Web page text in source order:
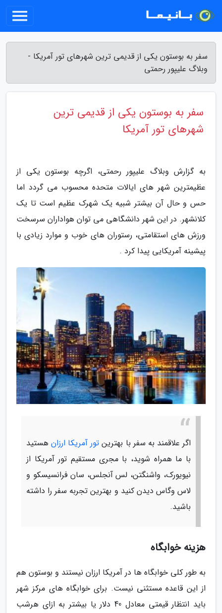
سفر به بوستون یکی از قدیمی ترین شهرهای تور آمریکا -
وبلاگ علیپور رحمتی
سفر به بوستون یکی از قدیمی ترین
شهرهای تور آمریکا
به گزارش وبلاگ علیپور رحمتی، اگرچه بوستون یکی از
عظیمترین شهر های ایالات متحده محسوب می گردد اما
حس و حال آن بیشتر شبیه یک شهرک عظیم است تا یک
کلانشهر. در این شهر دانشگاهی می توان هواداران سرسخت
ورزش های استقامتی، رستوران های خوب و موارد زیادی با
پیشینه آمریکایی پیدا کرد .
اگر علاقمند به سفر با بهترین تور آمریکا ارزانهستید
با ما همراه شوید، با مجری مستقیم تور آمریکا از
نیویورک، واشنگتن، لس آنجلس، سان فرانسیسکو و
لاس وگاس دیدن کنید و بهترین تجربه سفر را داشته
باشید.
هزینه خوابگاه
به طور کلی خوابگاه ها در آمریکا ارزان نیستند و بوستون هم
از این قاعده مستثنی نیست. برای خوابگاه های مرکز شهر
باید انتظار قیمتی معادل 40 دلار یا بیشتر به ازای هرشب